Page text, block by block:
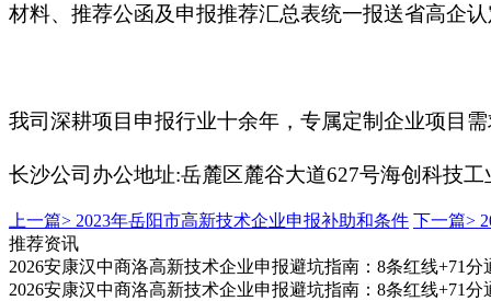
材料、推荐公函及申报推荐汇总表统一报送省高企
我司深耕项目申报行业十余年，专属定制企业项目
长沙公司办公地址:岳麓区麓谷大道627号海创科技
上一篇> 2023年岳阳市高新技术企业申报补助和条件 下一篇>
推荐资讯
2026安康汉中商洛高新技术企业申报避坑指南：8条红线+71
2026安康汉中商洛高新技术企业申报避坑指南：8条红线+71